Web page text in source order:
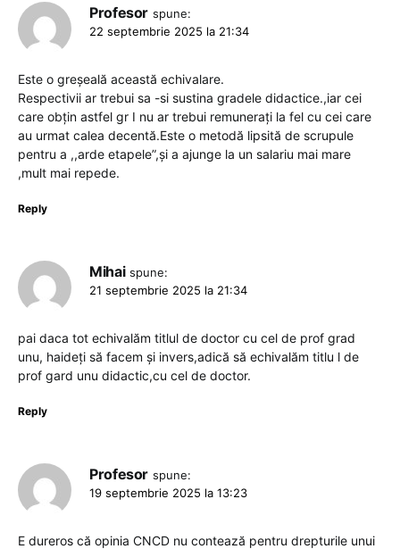
Profesor spune:
22 septembrie 2025 la 21:34
Este o greșeală această echivalare.
Respectivii ar trebui sa -si sustina gradele didactice.,iar cei
care obțin astfel gr I nu ar trebui remunerați la fel cu cei care
au urmat calea decentă.Este o metodă lipsită de scrupule
pentru a ,,arde etapele”,și a ajunge la un salariu mai mare
,mult mai repede.
Reply
Mihai spune:
21 septembrie 2025 la 21:34
pai daca tot echivalăm titlul de doctor cu cel de prof grad
unu, haideți să facem și invers,adică să echivalăm titlu l de
prof gard unu didactic,cu cel de doctor.
Reply
Profesor spune:
19 septembrie 2025 la 13:23
E dureros că opinia CNCD nu contează pentru drepturile unui